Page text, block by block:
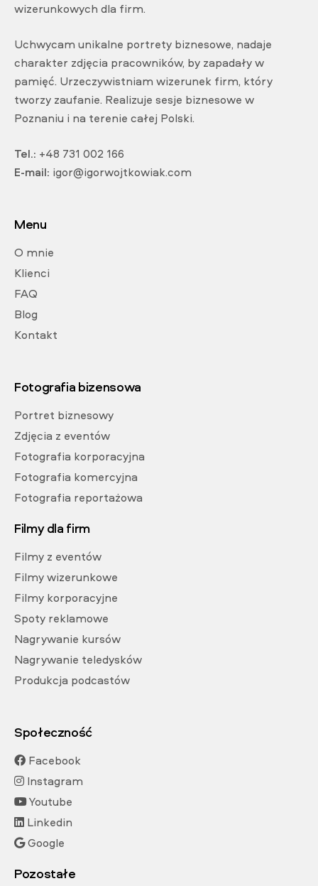
wizerunkowych dla firm.
Uchwycam unikalne portrety biznesowe, nadaje
charakter zdjęcia pracowników, by zapadały w
pamięć. Urzeczywistniam wizerunek firm, który
tworzy zaufanie. Realizuje sesje biznesowe w
Poznaniu i na terenie całej Polski.
Tel.: +48 731 002 166
E-mail: igor@igorwojtkowiak.com
Menu
O mnie
Klienci
FAQ
Blog
Kontakt
Fotografia bizensowa
Portret biznesowy
Zdjęcia z eventów
Fotografia korporacyjna
Fotografia komercyjna
Fotografia reportażowa
Filmy dla firm
Filmy z eventów
Filmy wizerunkowe
Filmy korporacyjne
Spoty reklamowe
Nagrywanie kursów
Nagrywanie teledysków
Produkcja podcastów
Społeczność
Facebook
Instagram
Youtube
Linkedin
Google
Pozostałe